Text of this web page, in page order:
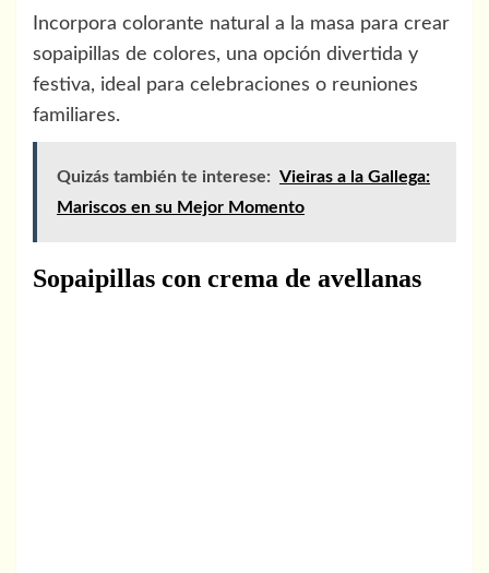
Incorpora colorante natural a la masa para crear
sopaipillas de colores, una opción divertida y
festiva, ideal para celebraciones o reuniones
familiares.
Quizás también te interese: Vieiras a la Gallega:
Mariscos en su Mejor Momento
Sopaipillas con crema de avellanas